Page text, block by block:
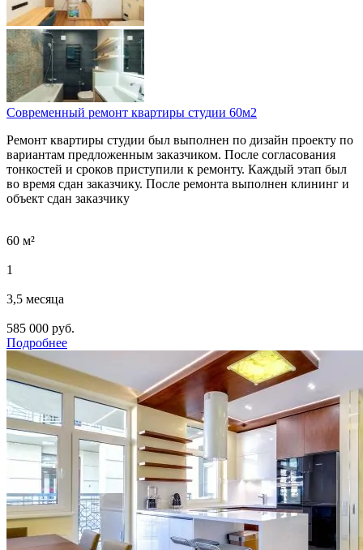
Современный ремонт квартиры студии 60м2
Ремонт квартиры студии был выполнен по дизайн проекту по
вариантам предложенным заказчиком. После согласования
тонкостей и сроков приступили к ремонту. Каждый этап был
во время сдан заказчику. После ремонта выполнен клининг и
объект сдан заказчику
60 м²
1
3,5 месяца
585 000 руб.
Подробнее